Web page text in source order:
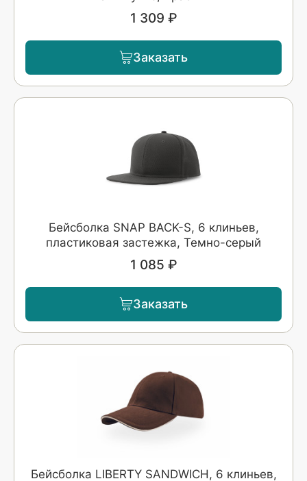
1 309 ₽
Заказать
Бейсболка SNAP BACK-S, 6 клиньев,
пластиковая застежка, Темно-серый
1 085 ₽
Заказать
Бейсболка LIBERTY SANDWICH, 6 клиньев,